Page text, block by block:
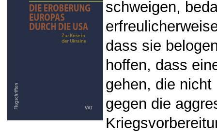
schweigen,
dass sie
hoffen, dass
gehen, die
gegen die